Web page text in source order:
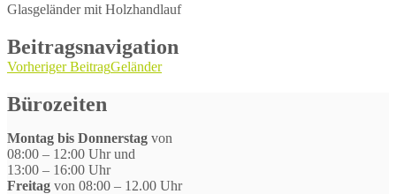
Glasgeländer mit Holzhandlauf
Beitragsnavigation
Vorheriger BeitragGeländer
Bürozeiten
Montag bis Donnerstag von
08:00 – 12:00 Uhr und
13:00 – 16:00 Uhr
Freitag von 08:00 – 12.00 Uhr